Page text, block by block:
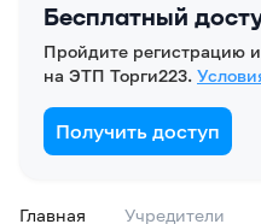
Бесплатный
Пройдите регистрацию
на ЭТП Торги223.
Получить доступ
Главная Учредители